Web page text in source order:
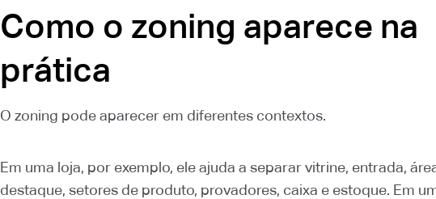
Como o zoning aparece na
prática
O zoning pode aparecer em diferentes contextos.
Em uma loja, por exemplo, ele ajuda a separar vitrine, entrada,
destaque, setores de produto, provadores, caixa e estoque. Em